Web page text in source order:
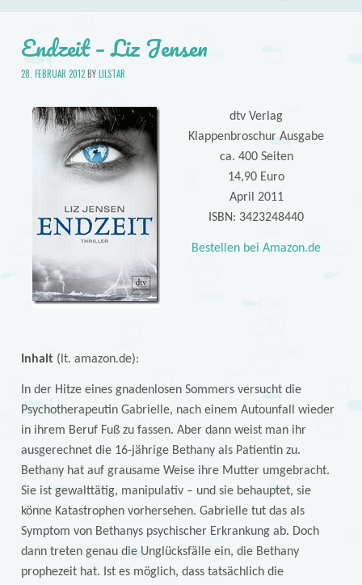
Endzeit – Liz Jensen
28. FEBRUAR 2012BYLILSTAR
dtv Verlag
Klappenbroschur Ausgabe
ca. 400 Seiten
14,90 Euro
April 2011
ISBN: 3423248440
Bestellen bei Amazon.de
Inhalt (lt. amazon.de):
In der Hitze eines gnadenlosen Sommers versucht die
Psychotherapeutin Gabrielle, nach einem Autounfall wieder
in ihrem Beruf Fuß zu fassen. Aber dann weist man ihr
ausgerechnet die 16-jährige Bethany als Patientin zu.
Bethany hat auf grausame Weise ihre Mutter umgebracht.
Sie ist gewalttätig, manipulativ – und sie behauptet, sie
könne Katastrophen vorhersehen. Gabrielle tut das als
Symptom von Bethanys psychischer Erkrankung ab. Doch
dann treten genau die Unglücksfälle ein, die Bethany
prophezeit hat. Ist es möglich, dass tatsächlich die